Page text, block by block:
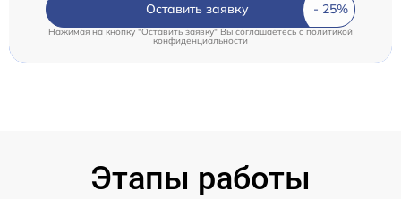
Оставить заявку
Нажимая на кнопку "Оставить заявку" Вы соглашаетесь c политикой
конфиденциальности
Этапы работы